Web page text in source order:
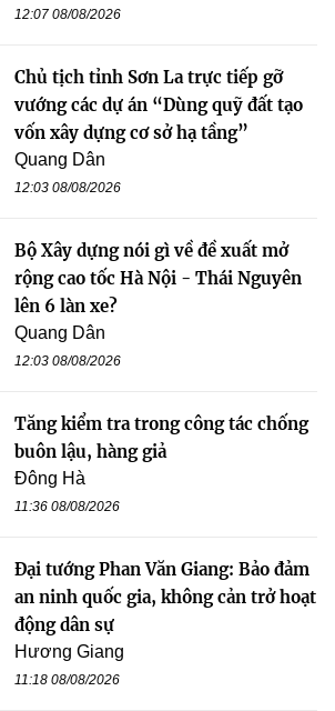
12:07 08/08/2026
Chủ tịch tỉnh Sơn La trực tiếp gỡ
vướng các dự án “Dùng quỹ đất tạo
vốn xây dựng cơ sở hạ tầng”
Quang Dân
12:03 08/08/2026
Bộ Xây dựng nói gì về đề xuất mở
rộng cao tốc Hà Nội - Thái Nguyên
lên 6 làn xe?
Quang Dân
12:03 08/08/2026
Tăng kiểm tra trong công tác chống
buôn lậu, hàng giả
Đông Hà
11:36 08/08/2026
Đại tướng Phan Văn Giang: Bảo đảm
an ninh quốc gia, không cản trở hoạt
động dân sự
Hương Giang
11:18 08/08/2026